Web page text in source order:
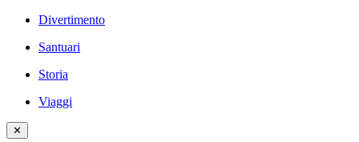
Divertimento
Santuari
Storia
Viaggi
✕